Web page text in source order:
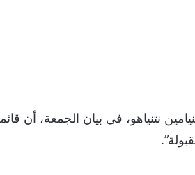
نتنياهو، في بيان الجمعة، أن